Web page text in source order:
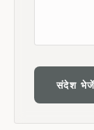
संदेश भेजें